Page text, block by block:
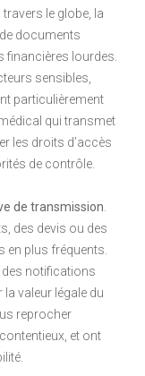
travers le globe, la
documents
financières lourdes.
sensibles,
particulièrement
qui transmet
les droits d’accès
de contrôle.
de transmission
des devis ou des
plus fréquents.
notifications
valeur légale du
reprocher
et ont